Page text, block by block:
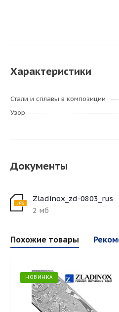
Характеристики
Стали и сплавы в композиции
Узор
Документы
Zladinox_zd-0803_rus
2 мб
Похожие товары
НОВИНКА